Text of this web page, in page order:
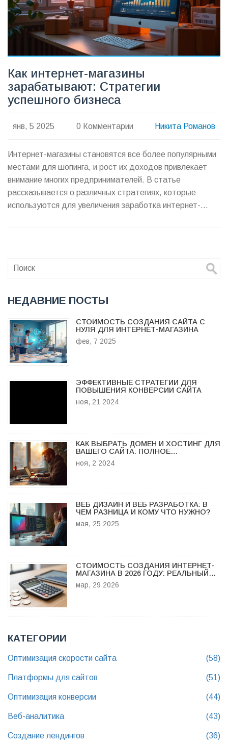
Как интернет-магазины
зарабатывают: Стратегии
успешного бизнеса
янв, 5 2025 0 Комментарии Никита Романов
Интернет-магазины становятся все более популярными
местами для шопинга, и рост их доходов привлекает
внимание многих предпринимателей. В статье
рассказывается о различных стратегиях, которые
используются для увеличения заработка интернет-
оптимизации процессов. Погружение в динамики онлайн-
НЕДАВНИЕ ПОСТЫ
СТОИМОСТЬ СОЗДАНИЯ САЙТА С
НУЛЯ ДЛЯ ИНТЕРНЕТ-МАГАЗИНА
фев, 7 2025
ЭФФЕКТИВНЫЕ СТРАТЕГИИ ДЛЯ
ПОВЫШЕНИЯ КОНВЕРСИИ САЙТА
ноя, 21 2024
КАК ВЫБРАТЬ ДОМЕН И ХОСТИНГ ДЛЯ
ВАШЕГО САЙТА: ПОЛНОЕ
РУКОВОДСТВО
ноя, 2 2024
ВЕБ ДИЗАЙН И ВЕБ РАЗРАБОТКА: В
ЧЕМ РАЗНИЦА И КОМУ ЧТО НУЖНО?
мая, 25 2025
СТОИМОСТЬ СОЗДАНИЯ ИНТЕРНЕТ-
МАГАЗИНА В 2026 ГОДУ: РЕАЛЬНЫЙ
БЮДЖЕТ И ЦЕНЫ
мар, 29 2026
КАТЕГОРИИ
Оптимизация скорости сайта (58)
Платформы для сайтов (51)
Оптимизация конверсии (44)
Веб-аналитика (43)
Создание лендингов (36)